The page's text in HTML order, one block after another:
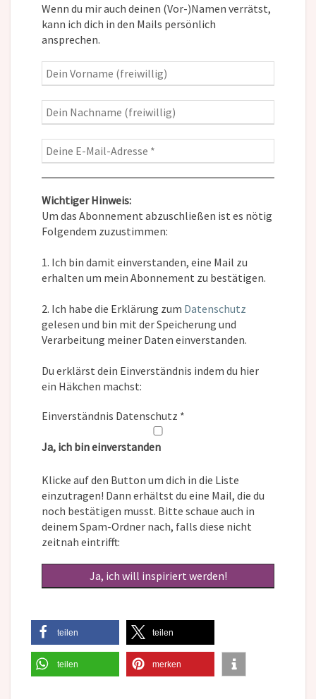
Wenn du mir auch deinen (Vor-)Namen verrätst,
kann ich dich in den Mails persönlich
ansprechen.
Wichtiger Hinweis:
Um das Abonnement abzuschließen ist es nötig
Folgendem zuzustimmen:
1. Ich bin damit einverstanden, eine Mail zu
erhalten um mein Abonnement zu bestätigen.
2. Ich habe die Erklärung zum Datenschutz
gelesen und bin mit der Speicherung und
Verarbeitung meiner Daten einverstanden.
Du erklärst dein Einverständnis indem du hier
ein Häkchen machst:
Einverständnis Datenschutz *
Ja, ich bin einverstanden
Klicke auf den Button um dich in die Liste
einzutragen! Dann erhältst du eine Mail, die du
noch bestätigen musst. Bitte schaue auch in
deinem Spam-Ordner nach, falls diese nicht
zeitnah eintrifft:
teilen teilen
teilen merken